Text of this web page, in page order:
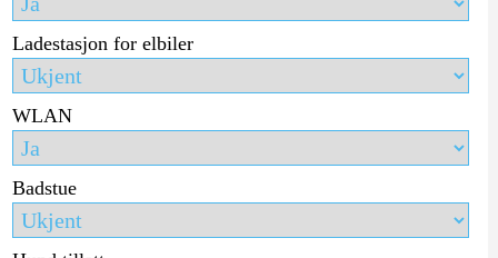
Ladestasjon for elbiler
WLAN
Badstue